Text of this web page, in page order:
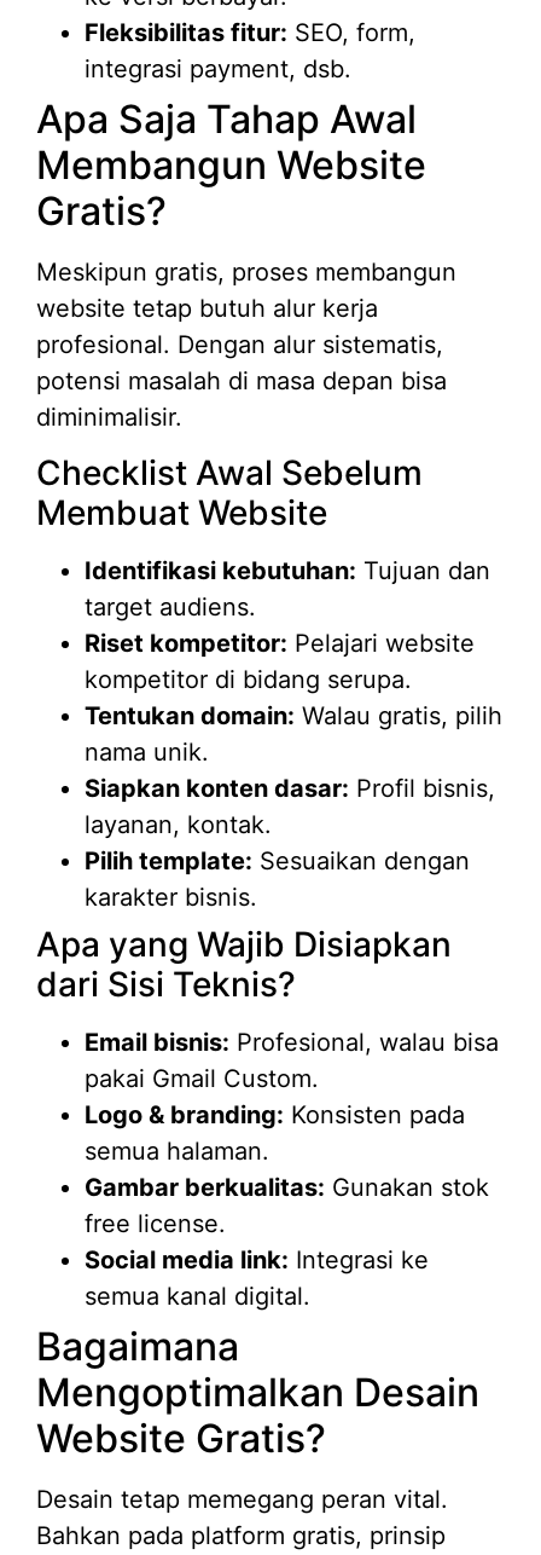
Fleksibilitas fitur: SEO, form,
integrasi payment, dsb.
Apa Saja Tahap Awal
Membangun Website
Gratis?
Meskipun gratis, proses membangun
website tetap butuh alur kerja
profesional. Dengan alur sistematis,
potensi masalah di masa depan bisa
diminimalisir.
Checklist Awal Sebelum
Membuat Website
Identifikasi kebutuhan: Tujuan dan
target audiens.
Riset kompetitor: Pelajari website
kompetitor di bidang serupa.
Tentukan domain: Walau gratis, pilih
nama unik.
Siapkan konten dasar: Profil bisnis,
layanan, kontak.
Pilih template: Sesuaikan dengan
karakter bisnis.
Apa yang Wajib Disiapkan
dari Sisi Teknis?
Email bisnis: Profesional, walau bisa
pakai Gmail Custom.
Logo & branding: Konsisten pada
semua halaman.
Gambar berkualitas: Gunakan stok
free license.
Social media link: Integrasi ke
semua kanal digital.
Bagaimana
Mengoptimalkan Desain
Website Gratis?
Desain tetap memegang peran vital.
Bahkan pada platform gratis, prinsip